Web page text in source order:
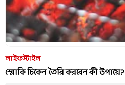
লাইফস্টাইল
স্মোকি চিকেন তৈরি করবেন কী উপায়ে?